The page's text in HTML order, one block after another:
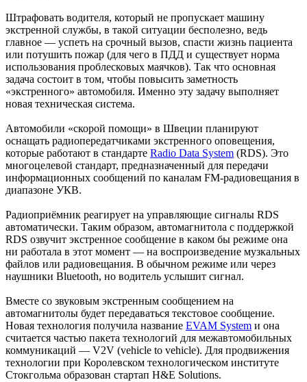
Штрафовать водителя, который не пропускает машину
экстренной службы, в такой ситуации бесполезно, ведь
главное — успеть на срочный вызов, спасти жизнь пациента
или потушить пожар (для чего в ПДД и существует норма
использования проблесковых маячков). Так что основная
задача состоит в том, чтобы повысить заметность
«экстренного» автомобиля. Именно эту задачу выполняет
новая техническая система.
Автомобили «скорой помощи» в Швеции планируют
оснащать радиопередатчиками экстренного оповещения,
которые работают в стандарте Radio Data System (RDS). Это
многоцелевой стандарт, предназначенный для передачи
информационных сообщений по каналам FM-радиовещания в
диапазоне УКВ.
Радиоприёмник реагирует на управляющие сигналы RDS
автоматически. Таким образом, автомагнитола с поддержкой
RDS озвучит экстренное сообщение в каком бы режиме она
ни работала в этот момент — на воспроизведение музкальных
файлов или радиовещания. В обычном режиме или через
наушники Bluetooth, но водитель услышит сигнал.
Вместе со звуковым экстренным сообщением на
автомагнитолы будет передаваться текстовое сообщение.
Новая технология получила название EVAM System и она
считается частью пакета технологий для межавтомобильных
коммуникаций — V2V (vehicle to vehicle). Для продвижения
технологии при Королевском технологическом институте
Стокгольма образован стартап H&E Solutions.